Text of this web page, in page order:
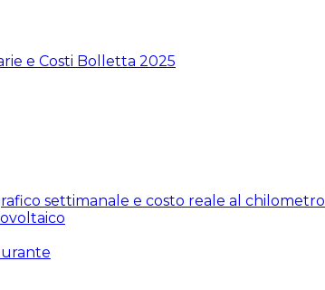
e Costi Bolletta 2025
settimanale e costo reale al chilometro